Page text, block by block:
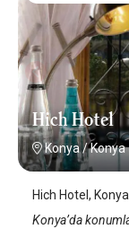
Hich Hotel
Konya/Konya
Hich Hotel, Konya
Konya’da